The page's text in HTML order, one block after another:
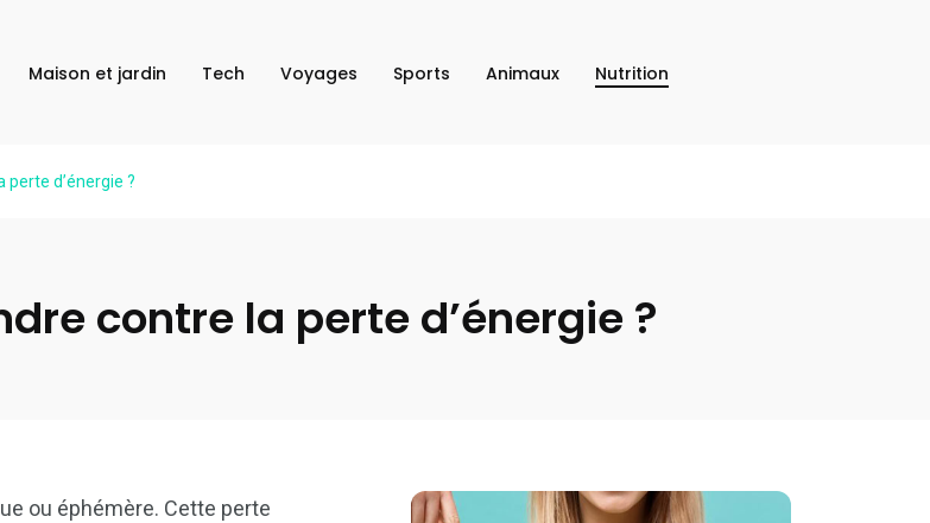
Maison et jardin Tech Voyages Sports Animaux Nutrition
d’énergie ?
contre la perte d’énergie ?
ou éphémère. Cette perte
Catégories